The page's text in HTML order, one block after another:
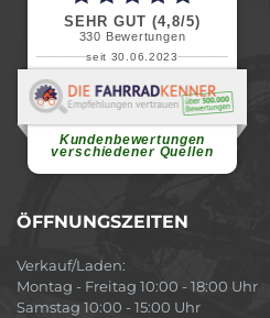
SEHR GUT (4,8/5)
330 Bewertungen
seit 30.06.2023
Kundenbewertungen
verschiedener Quellen
Renate H.
Vielen Dank für ein herzliches
ÖFFNUNGSZEITEN
Verkauf/Laden:
Montag - Freitag 10:00 - 18:00 Uhr
Samstag 10:00 - 15:00 Uhr